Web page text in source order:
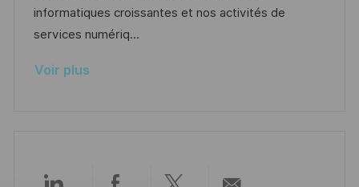
s
a
’
a
f
e
n
g
o
i
informatiques croissantes et nos activités de
services numériq...
Voir plus